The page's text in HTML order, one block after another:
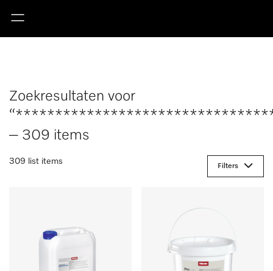
Zoekresultaten voor
– 309 items
309 list items
Filters